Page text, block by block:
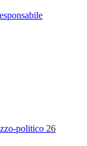
politico 26